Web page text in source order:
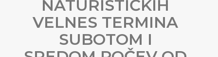
NATURISTIČKIH
VELNES TERMINA
SUBOTOM I